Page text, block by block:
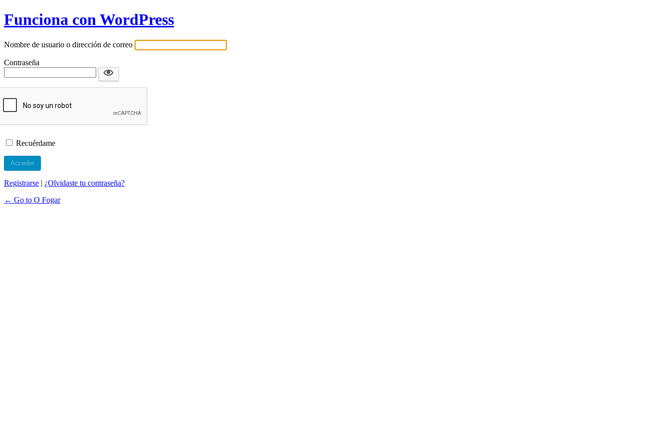
Funciona con WordPress
Nombre de usuario o dirección de correo
Contraseña
Recuérdame
Registrarse | ¿Olvidaste tu contraseña?
← Go to O Fogar